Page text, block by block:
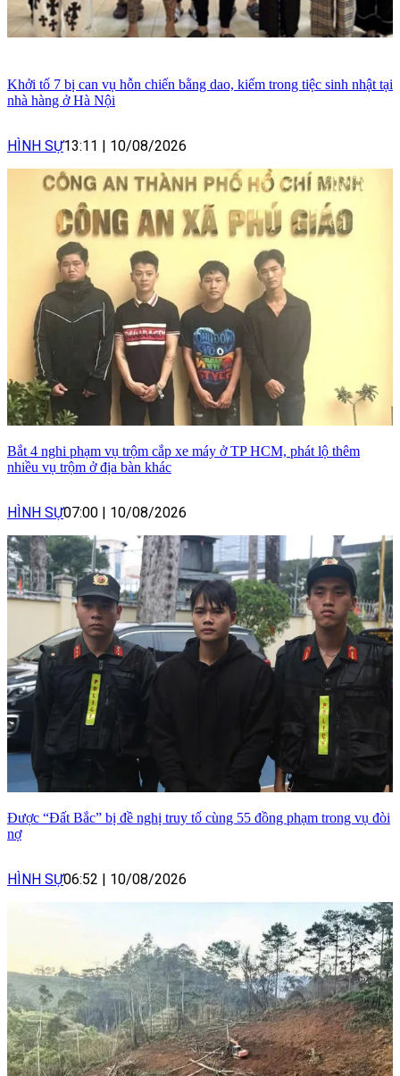
Khởi tố 7 bị can vụ hỗn chiến bằng dao, kiếm trong tiệc sinh nhật tại
nhà hàng ở Hà Nội
HÌNH SỰ13:11 10/08/2026
Bắt 4 nghi phạm vụ trộm cắp xe máy ở TP HCM, phát lộ thêm
nhiều vụ trộm ở địa bàn khác
HÌNH SỰ07:00 10/08/2026
Được “Đất Bắc” bị đề nghị truy tố cùng 55 đồng phạm trong vụ đòi
nợ
HÌNH SỰ06:52 10/08/2026